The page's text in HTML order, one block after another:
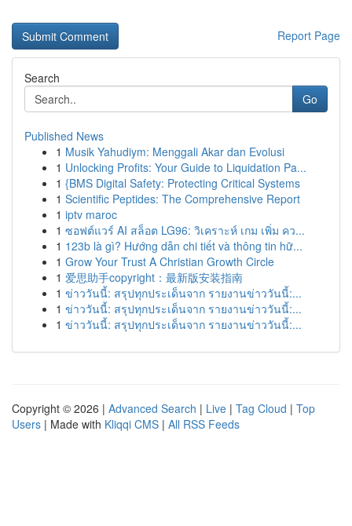
Report Page
Search
Go
Published News
1 Musik Yahudiym: Menggali Akar dan Evolusi
1 Unlocking Profits: Your Guide to Liquidation Pa...
1 {BMS Digital Safety: Protecting Critical Systems
1 Scientific Peptides: The Comprehensive Report
1 iptv maroc
1 ซอฟต์แวร์ AI สล็อต LG96: วิเคราะห์ เกม เพิ่ม คว...
1 123b là gì? Hướng dẫn chi tiết và thông tin hữ...
1 Grow Your Trust A Christian Growth Circle
1 爱思助手copyright：最新版安装指南
1 ข่าววันนี้: สรุปทุกประเด็นจาก รายงานข่าววันนี้:...
1 ข่าววันนี้: สรุปทุกประเด็นจาก รายงานข่าววันนี้:...
1 ข่าววันนี้: สรุปทุกประเด็นจาก รายงานข่าววันนี้:...
Copyright © 2026 | Advanced Search | Live | Tag Cloud | Top
Users | Made with Kliqqi CMS | All RSS Feeds